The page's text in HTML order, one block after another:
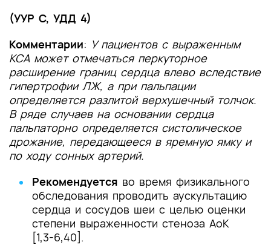
(УУР С, УДД 4)
Комментарии: У пациентов с выраженным
КСА может отмечаться перкуторное
расширение границ сердца влево вследствие
гипертрофии ЛЖ, а при пальпации
определяется разлитой верхушечный толчок.
В ряде случаев на основании сердца
пальпаторно определяется систолическое
дрожание, передающееся в яремную ямку и
по ходу сонных артерий.
Рекомендуется во время физикального
обследования проводить аускультацию
сердца и сосудов шеи с целью оценки
степени выраженности стеноза АоК
[1,3-6,40].